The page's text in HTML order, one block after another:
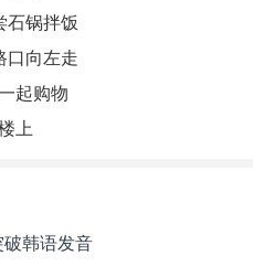
”合用)被称为，被叫做
益
害
究
最新刊物
石锅拌饭
口向左走
起购物
上
韩语发音